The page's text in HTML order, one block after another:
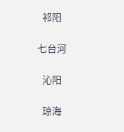
祁阳
七台河
沁阳
琼海